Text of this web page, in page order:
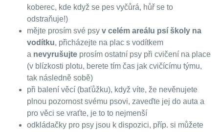
koberec, kde když se pes vyčůrá, hůř se to
odstraňuje!)
mějte prosím své psy v celém areálu psí školy na
vodítku, přicházejte na plac s vodítkem
a nevyrušujte prosím ostatní psy při cvičení na place
(v blízkosti plotu, berete tím čas jak cvičícímu týmu,
tak následně sobě)
při balení věcí (baťůžku), když víte, že nevěnujete
plnou pozornost svému psovi, zaveďte jej do auta a
pro věci se vraťte, je to to nejmenší
odkládačky pro psy jsou k dispozici, příp. si můžete